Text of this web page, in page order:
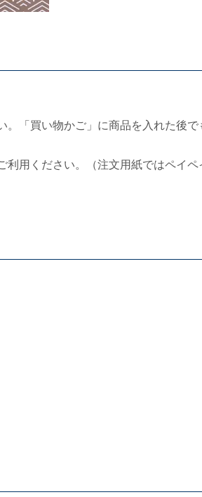
「買い物かご」に商品を入れた後
利用ください。（注文用紙ではペイペ